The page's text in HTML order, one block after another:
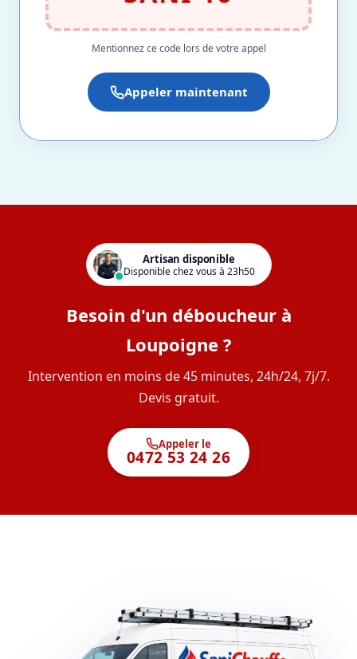
Mentionnez ce code lors de votre appel
Appeler maintenant
Artisan disponible
Disponible chez vous à 23h50
Besoin d'un déboucheur à
Loupoigne ?
Intervention en moins de 45 minutes, 24h/24, 7j/7.
Devis gratuit.
Appeler le
0472 53 24 26